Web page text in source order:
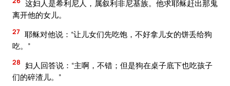
这妇人是希利尼人，属叙利非尼基族。他求耶稣赶出那鬼
离开他的女儿。
27 耶稣对他说：“让儿女们先吃饱，不好拿儿女的饼丢给狗
吃。”
28 妇人回答说：“主啊，不错；但是狗在桌子底下也吃孩子
们的碎渣儿。”